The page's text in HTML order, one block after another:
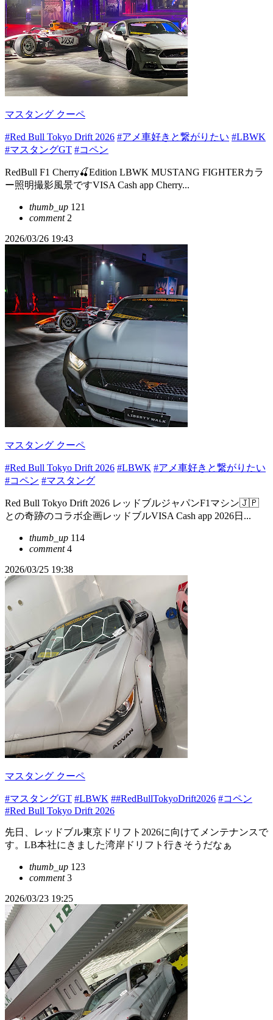
マスタング クーペ
#Red Bull Tokyo Drift 2026 #アメ車好きと繋がりたい #LBWK
#マスタングGT #コペン
RedBull F1 Cherry🍒Edition LBWK MUSTANG FIGHTERカラ
ー照明撮影風景ですVISA Cash app Cherry...
thumb_up 121
comment2
2026/03/26 19:43
マスタング クーペ
#Red Bull Tokyo Drift 2026 #LBWK #アメ車好きと繋がりたい
#コペン #マスタング
Red Bull Tokyo Drift 2026 レッドブルジャパンF1マシン🇯🇵
との奇跡のコラボ企画レッドブルVISA Cash app 2026日...
thumb_up 114
comment4
2026/03/25 19:38
マスタング クーペ
#マスタングGT #LBWK ##RedBullTokyoDrift2026 #コペン
#Red Bull Tokyo Drift 2026
先日、レッドブル東京ドリフト2026に向けてメンテナンスで
す。LB本社にきました湾岸ドリフト行きそうだなぁ
thumb_up 123
comment3
2026/03/23 19:25